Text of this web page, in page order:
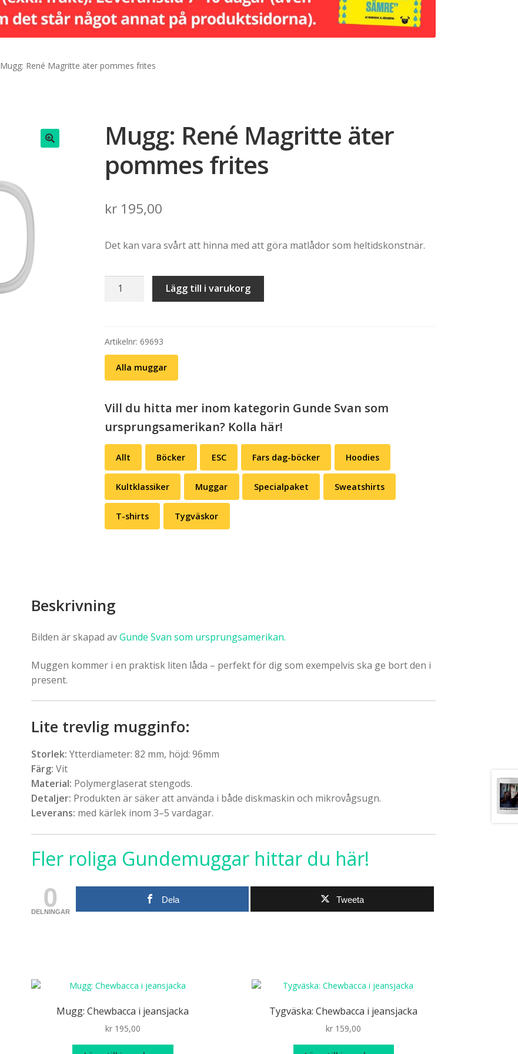
Mugg: René Magritte äter pommes frites
Mugg: René Magritte äter
pommes frites
kr195,00
Det kan vara svårt att hinna med att göra matlådor som heltidskonstnär.
Mugg:
pommes
frites
mängd
Lägg till i varukorg
Artikelnr: 69693
Alla muggar
Vill du hitta mer inom kategorin Gunde Svan som
ursprungsamerikan? Kolla här!
Allt Böcker ESC Fars dag-böcker Hoodies
Kultklassiker Muggar Specialpaket Sweatshirts
T-shirts Tygväskor
Beskrivning
Bilden är skapad avGunde Svan som ursprungsamerikan.
Muggen kommer i en praktisk liten låda – perfekt för dig som exempelvis ska ge bort den i
present.
Lite trevlig mugginfo:
Storlek: Ytterdiameter: 82 mm, höjd: 96mm
Färg: Vit
Material: Polymerglaserat stengods.
Detaljer: Produkten är säker att använda i både diskmaskin och mikrovågsugn.
Leverans: med kärlek inom 3–5 vardagar.
Fler roliga Gundemuggar hittar du här!
0
DELNINGAR
Dela Tweeta
Mugg: Chewbacca i jeansjacka
kr195,00
Tygväska: Chewbacca i jeansjacka
kr 159,00